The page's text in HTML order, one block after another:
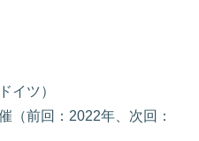
イツ）
（前回：2022年、次回：